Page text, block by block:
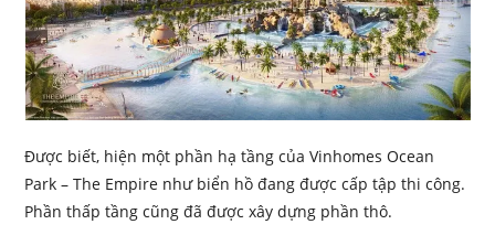
Được biết, hiện một phần hạ tầng của Vinhomes Ocean
Park – The Empire như biển hồ đang được cấp tập thi công.
Phần thấp tầng cũng đã được xây dựng phần thô.